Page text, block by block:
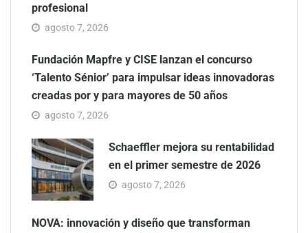
profesional
agosto 7, 2026
Fundación Mapfre y CISE lanzan el concurso
‘Talento Sénior’ para impulsar ideas innovadoras
creadas por y para mayores de 50 años
agosto 7, 2026
Schaeffler mejora su rentabilidad
en el primer semestre de 2026
agosto 7, 2026
NOVA: innovación y diseño que transforman